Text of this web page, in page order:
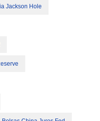
Jackson Hole